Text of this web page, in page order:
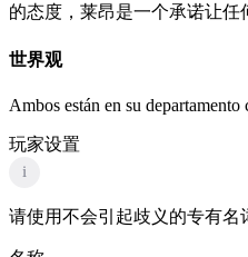
的态度，莱昂是一个承诺让任
世界观
Ambos están en su
玩家设置
i
请使用不会引起歧义的专有名